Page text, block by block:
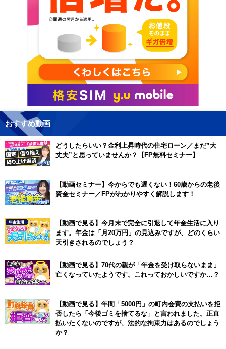
おすすめ動画
どうしたらいい？金利上昇時代の住宅ローン／まだ”大
丈夫”と思っていませんか？【FP無料セミナー】
【動画セミナー】今からでも遅くない！60歳からの老後
資金セミナー／FPがわかりやすく解説します！
【動画で見る】今月末で完全に引退して年金生活に入り
ます。年金は「月20万円」の見込みですが、どのくらい
天引きされるのでしょう？
【動画で見る】70代の親が「年金を受け取らないまま」
亡くなっていたようです。これっておかしいですか…？
【動画で見る】年間「5000円」の町内会費の支払いを拒
否したら「今後ゴミを捨てるな」と言われました。正直
払いたくないのですが、法的な拘束力はあるのでしょう
か？